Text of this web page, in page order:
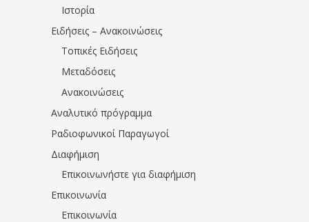
Ιστορία
Ειδήσεις – Ανακοινώσεις
Τοπικές Ειδήσεις
Μεταδόσεις
Ανακοινώσεις
Αναλυτικό πρόγραμμα
Ραδιοφωνικοί Παραγωγοί
Διαφήμιση
Επικοινωνήστε για διαφήμιση
Επικοινωνία
Επικοινωνία